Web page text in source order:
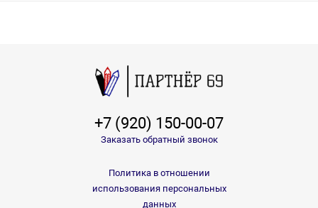
+7 (920) 150-00-07
Заказать обратный звонок
Политика в отношении
использования персональных
данных